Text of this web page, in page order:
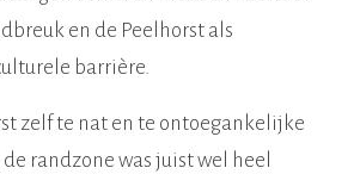
en de Peelhorst als
barrière.
zelf te nat en te ontoegankelijke
randzone was juist wel heel